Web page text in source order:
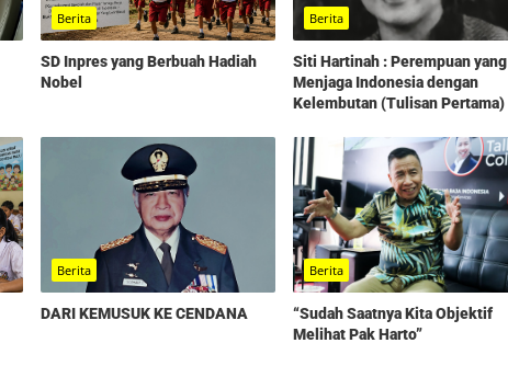
Berita
SD Inpres yang Berbuah Hadiah
Nobel
Berita
Siti Hartinah : Perempuan yang
Menjaga Indonesia dengan
Kelembutan (Tulisan Pertama)
Berita
DARI KEMUSUK KE CENDANA
Berita
“Sudah Saatnya Kita Objektif
Melihat Pak Harto”